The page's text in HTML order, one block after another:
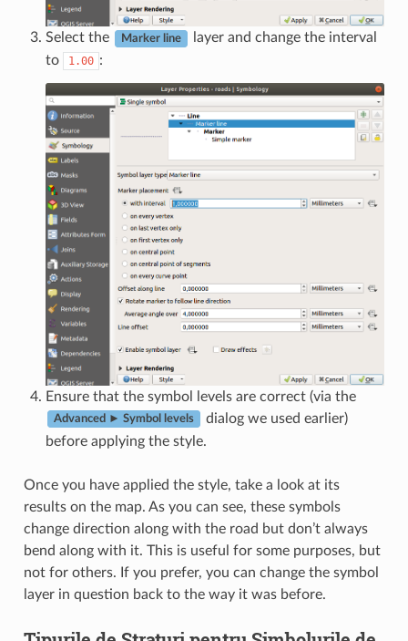
Select the Marker line
layer and change the interval
to
1.00 :
Ensure that the symbol levels are correct (via the
Advanced ► Symbol levels
dialog we used earlier)
before applying the style.
Once you have applied the style, take a look at its
results on the map. As you can see, these symbols
change direction along with the road but don’t always
bend along with it. This is useful for some purposes, but
not for others. If you prefer, you can change the symbol
layer in question back to the way it was before.